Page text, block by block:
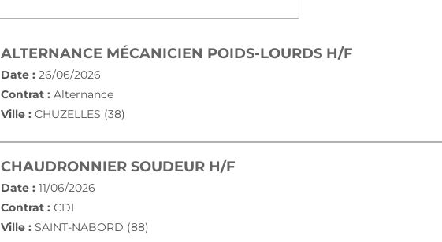
ALTERNANCE MÉCANICIEN POIDS-LOURDS H/F(NOUVELLE
Date : 26/06/2026
Contrat : Alternance
Ville : CHUZELLES (38)
CHAUDRONNIER SOUDEUR H/F(NOUVELLE FENÊTRE)
Date : 11/06/2026
Contrat : CDI
Ville : SAINT-NABORD (88)